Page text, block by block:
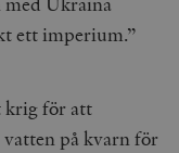
ett imperium.”
krig för att
på kvarn för